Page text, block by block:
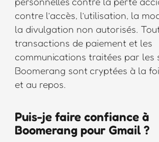
contre l’accès, l’utilisation, la
la divulgation non autorisés.
transactions de paiement et les
communications traitées par les
Boomerang sont cryptées à la
et au repos.
Puis-je faire confiance à
Boomerang pour Gmail ?